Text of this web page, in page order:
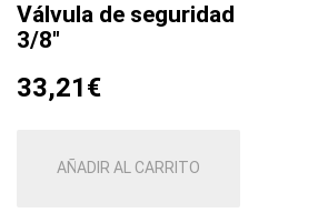
Válvula de seguridad
3/8″
33,21€
AÑADIR AL CARRITO